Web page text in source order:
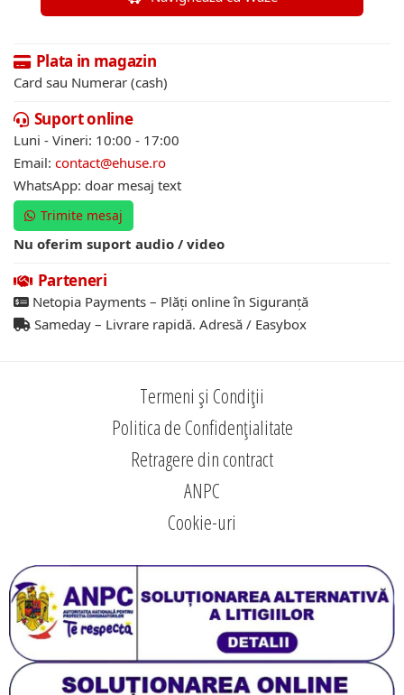
Plata in magazin
Card sau Numerar (cash)
Suport online
Luni - Vineri: 10:00 - 17:00
Email: contact@ehuse.ro
WhatsApp: doar mesaj text
Trimite mesaj
Nu oferim suport audio / video
Parteneri
Netopia Payments – Plăți online în Siguranță
Sameday – Livrare rapidă. Adresă / Easybox
Termeni și Condiții
Politica de Confidențialitate
Retragere din contract
ANPC
Cookie-uri